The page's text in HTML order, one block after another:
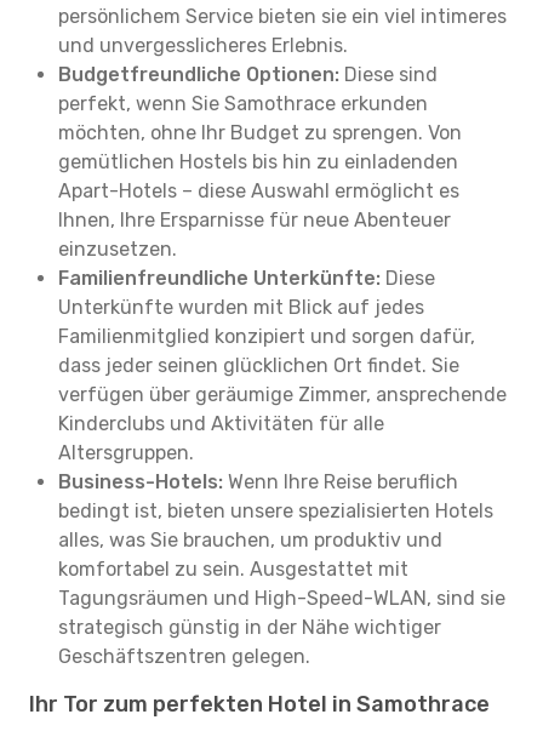
persönlichem Service bieten sie ein viel intimeres
und unvergesslicheres Erlebnis.
Budgetfreundliche Optionen: Diese sind
perfekt, wenn Sie Samothrace erkunden
möchten, ohne Ihr Budget zu sprengen. Von
gemütlichen Hostels bis hin zu einladenden
Apart-Hotels – diese Auswahl ermöglicht es
Ihnen, Ihre Ersparnisse für neue Abenteuer
einzusetzen.
Familienfreundliche Unterkünfte: Diese
Unterkünfte wurden mit Blick auf jedes
Familienmitglied konzipiert und sorgen dafür,
dass jeder seinen glücklichen Ort findet. Sie
verfügen über geräumige Zimmer, ansprechende
Kinderclubs und Aktivitäten für alle
Altersgruppen.
Business-Hotels: Wenn Ihre Reise beruflich
bedingt ist, bieten unsere spezialisierten Hotels
alles, was Sie brauchen, um produktiv und
komfortabel zu sein. Ausgestattet mit
Tagungsräumen und High-Speed-WLAN, sind sie
strategisch günstig in der Nähe wichtiger
Geschäftszentren gelegen.
Ihr Tor zum perfekten Hotel in Samothrace